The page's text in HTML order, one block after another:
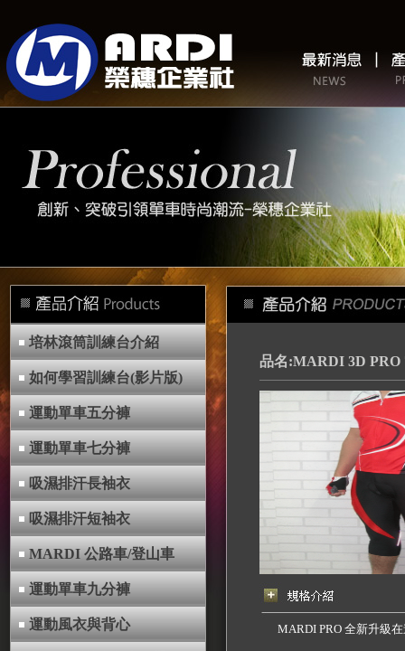
培林滾筒訓練台介紹
如何學習訓練台(影片版)
運動單車五分褲
運動單車七分褲
吸濕排汗長袖衣
吸濕排汗短袖衣
MARDI 公路車/登山車
運動單車九分褲
運動風衣與背心
品名:MARDI 3D PRO
MARDI PRO 全新升級